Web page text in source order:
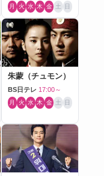
月 火 水 木 金 土 日
朱蒙（チュモン）
BS日テレ 17:00～
月 火 水 木 金 土 日